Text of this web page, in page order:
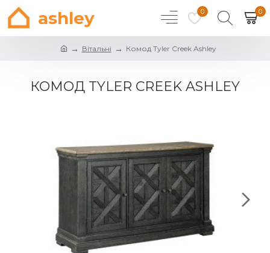
ashley 0 0
Вітальні Комод Tyler Creek Ashley
КОМОД TYLER CREEK ASHLEY